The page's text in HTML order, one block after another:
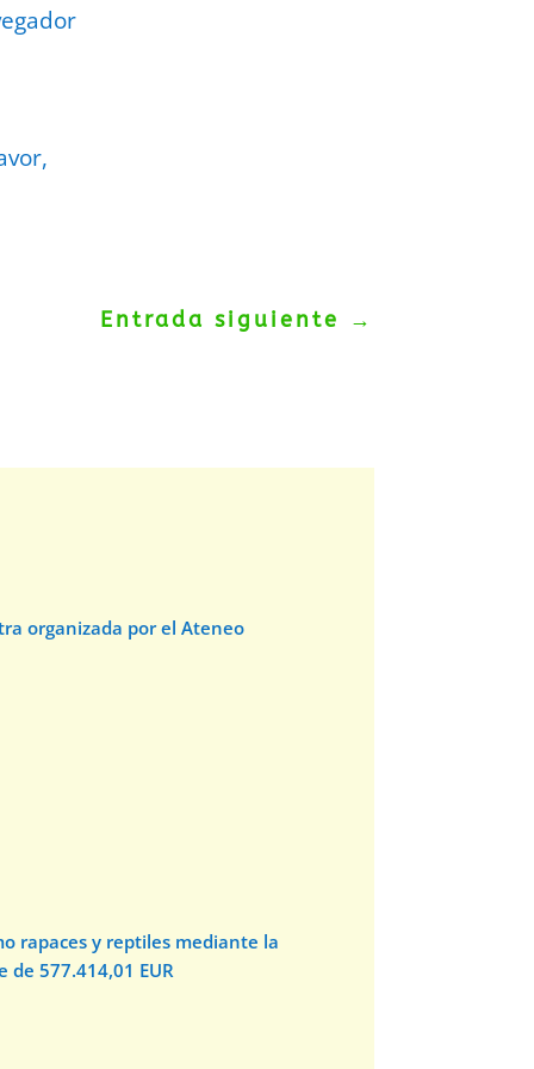
Entrada siguiente →
organizada por el Ateneo
rapaces y reptiles mediante la
577.414,01 EUR